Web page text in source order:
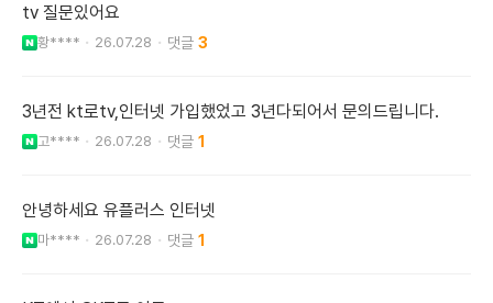
tv 질문있어요
황**** 26.07.28 3
3년전 kt로tv,인터넷 가입했었고 3년다되어서 문의드립니다.
고**** 26.07.28 1
안녕하세요 유플러스 인터넷
마**** 26.07.28 1